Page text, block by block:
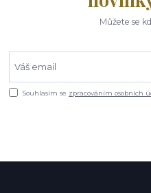
Můžete se
Souhlasím se zpracováním osobních